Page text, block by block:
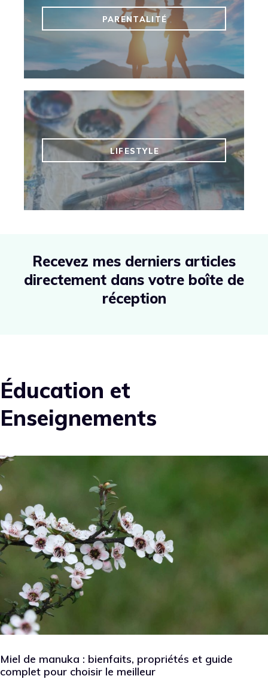
PARENTALITÉ
LIFESTYLE
Recevez mes derniers articles
directement dans votre boîte de
réception
Éducation et
Enseignements
Miel de manuka : bienfaits, propriétés et guide
complet pour choisir le meilleur